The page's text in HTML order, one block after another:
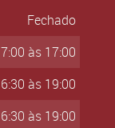
Fechado
7:00 às 17:00
6:30 às 19:00
6:30 às 19:00